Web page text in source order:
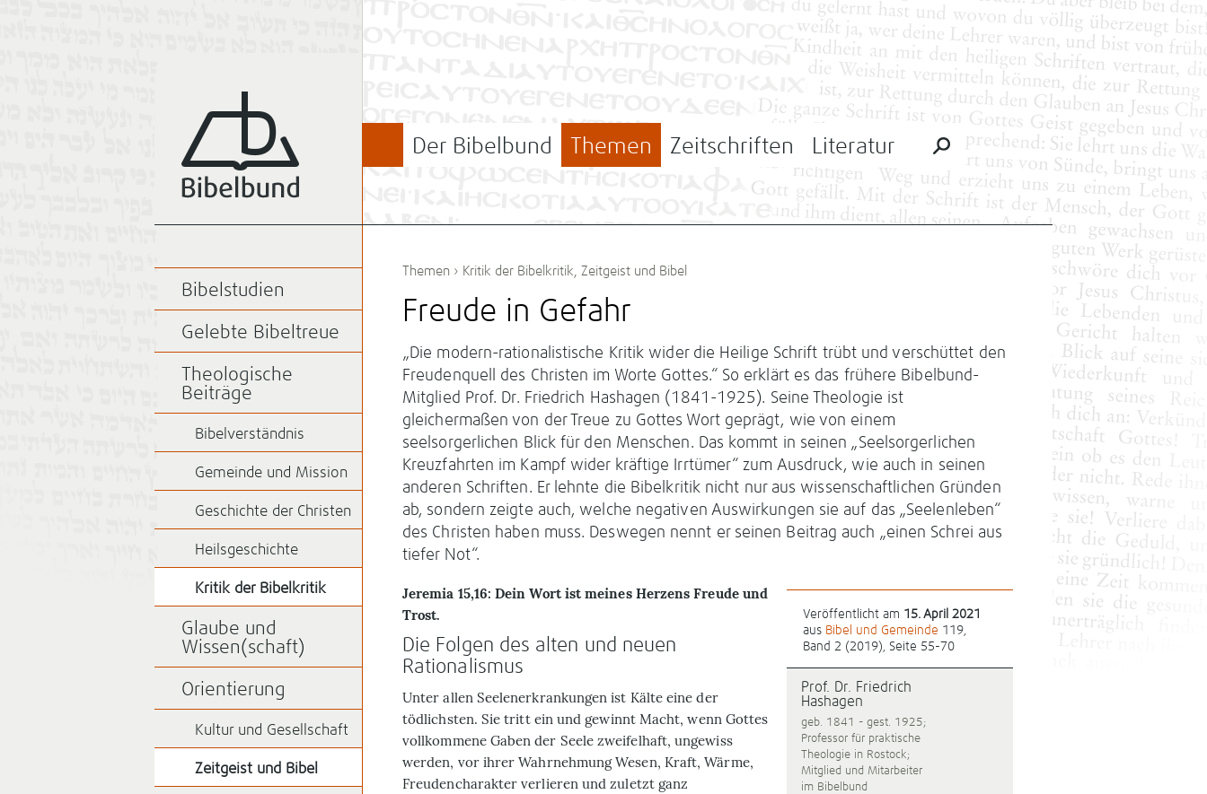
Der Bibelbund Themen Zeitschriften Literatur
Themen › Kritik der Bibelkritik, Zeitgeist und Bibel
Freude in Gefahr
„Die modern-rationalistische Kritik wider die Heilige Schrift trübt und verschüttet den
Freudenquell des Christen im Worte Gottes.“ So erklärt es das frühere Bibelbund-
Mitglied Prof. Dr. Friedrich Hashagen (1841-1925). Seine Theologie ist
gleichermaßen von der Treue zu Gottes Wort geprägt, wie von einem
seelsorgerlichen Blick für den Menschen. Das kommt in seinen „Seelsorgerlichen
Kreuzfahrten im Kampf wider kräftige Irrtümer“ zum Ausdruck, wie auch in seinen
anderen Schriften. Er lehnte die Bibelkritik nicht nur aus wissenschaftlichen Gründen
ab, sondern zeigte auch, welche negativen Auswirkungen sie auf das „Seelenleben“
des Christen haben muss. Deswegen nennt er seinen Beitrag auch „einen Schrei aus
tiefer Not“.
Veröffentlicht am 15. April 2021
aus Bibel und Gemeinde 119,
Band 2 (2019), Seite 55-70
Prof. Dr. Friedrich
Hashagen
geb. 1841 - gest. 1925;
Professor für praktische
Theologie in Rostock;
Mitglied und Mitarbeiter
im Bibelbund
Jeremia 15,16: Dein Wort ist meines Herzens Freude und
Trost.
Die Folgen des alten und neuen
Rationalismus
Unter allen Seelenerkrankungen ist Kälte eine der
tödlichsten. Sie tritt ein und gewinnt Macht, wenn Gottes
vollkommene Gaben der Seele zweifelhaft, ungewiss
werden, vor ihrer Wahrnehmung Wesen, Kraft, Wärme,
Freudencharakter verlieren und zuletzt ganz
Bibelstudien
Gelebte Bibeltreue
Theologische
Beiträge
Bibelverständnis
Gemeinde und Mission
Geschichte der Christen
Heilsgeschichte
Kritik der Bibelkritik
Glaube und
Wissen(schaft)
Orientierung
Kultur und Gesellschaft
Zeitgeist und Bibel